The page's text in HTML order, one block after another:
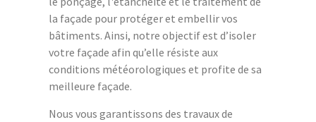
la façade pour protéger et embellir vos
bâtiments. Ainsi, notre objectif est d’isoler
votre façade afin qu’elle résiste aux
conditions météorologiques et profite de sa
meilleure façade.
Nous vous garantissons des travaux de